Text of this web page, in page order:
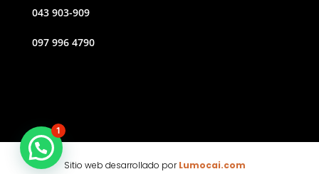
043 903-909
097 996 4790
Sitio web desarrollado por Lumocai.com
1